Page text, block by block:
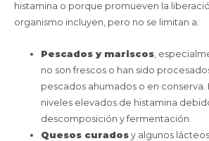
histamina o porque promueven la
organismo incluyen, pero no se limitan a:
Pescados y mariscos ,
no son frescos o han sido
pescados ahumados o en
niveles elevados de histamina
descomposición y fermentación.
Quesos curados y algunos